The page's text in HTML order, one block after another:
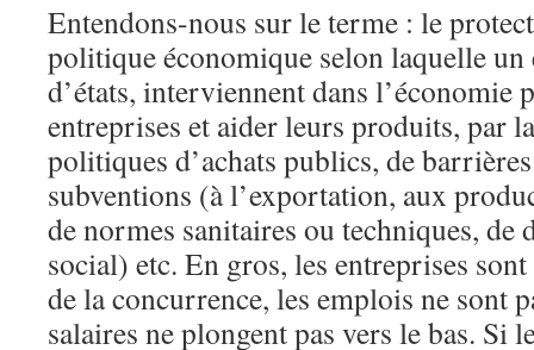
Entendons-nous sur le terme : le
politique économique selon laquelle un
d’états, interviennent dans l’économie
entreprises et aider leurs produits, par
politiques d’achats publics, de
subventions (à l’exportation, aux
de normes sanitaires ou techniques,
social) etc. En gros, les entreprises
de la concurrence, les emplois ne sont
salaires ne plongent pas vers le bas. Si